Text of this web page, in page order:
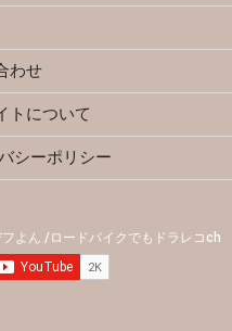
わせ
トについて
シーポリシー